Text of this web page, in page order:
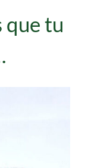
que tu